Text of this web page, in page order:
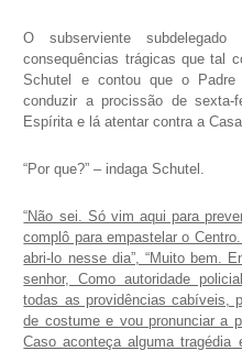
O subserviente
consequências trágicas que tal
Schutel e contou que o
conduzir a procissão de
Espírita e lá atentar contra a
“Por que?” – indaga Schutel.
“Não sei. Só vim aqui para
complô para empastelar o
abri-lo nesse dia”, “Muito bem.
senhor, Como autoridade
todas as providências cabíveis,
de costume e vou pronunciar a
Caso aconteça alguma tragédia